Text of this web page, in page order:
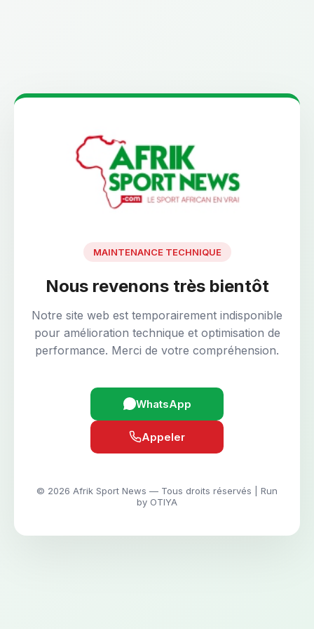
MAINTENANCE TECHNIQUE
Nous revenons très bientôt
Notre site web est temporairement indisponible
pour amélioration technique et optimisation de
performance. Merci de votre compréhension.
WhatsApp
Appeler
© 2026 Afrik Sport News — Tous droits réservés | Run
by OTIYA